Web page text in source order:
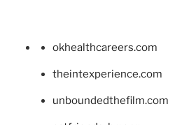
okhealthcareers.com
theintexperience.com
unboundedthefilm.com